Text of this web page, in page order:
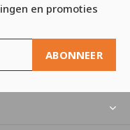
en promoties
ABONNEER